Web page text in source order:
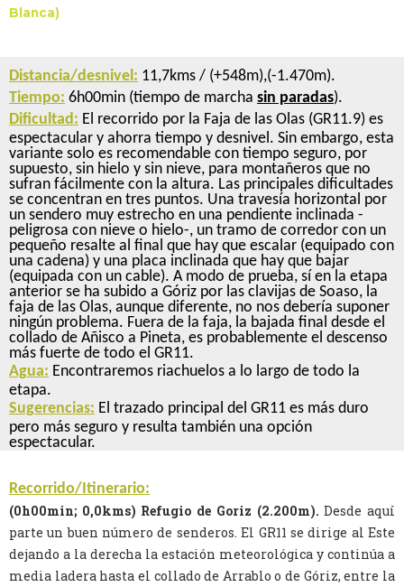
Blanca)
Distancia/desnivel: 11,7kms / (+548m),(-1.470m).
Tiempo: 6h00min (tiempo de marcha sin paradas).
Dificultad: El recorrido por la Faja de las Olas (GR11.9) es
espectacular y ahorra tiempo y desnivel. Sin embargo, esta
variante solo es recomendable con tiempo seguro, por
supuesto, sin hielo y sin nieve, para montañeros que no
sufran fácilmente con la altura. Las principales dificultades
se concentran en tres puntos. Una travesía horizontal por
un sendero muy estrecho en una pendiente inclinada -
peligrosa con nieve o hielo-, un tramo de corredor con un
pequeño resalte al final que hay que escalar (equipado con
una cadena) y una placa inclinada que hay que bajar
(equipada con un cable). A modo de prueba, sí en la etapa
anterior se ha subido a Góriz por las clavijas de Soaso, la
faja de las Olas, aunque diferente, no nos debería suponer
ningún problema. Fuera de la faja, la bajada final desde el
collado de Añisco a Pineta, es probablemente el descenso
más fuerte de todo el GR11.
Agua: Encontraremos riachuelos a lo largo de todo la
etapa.
Sugerencias: El trazado principal del GR11 es más duro
pero más seguro y resulta también una opción
espectacular.
Recorrido/Itinerario:
(0h00min; 0,0kms) Refugio de Goriz (2.200m). Desde aquí
parte un buen número de senderos. El GR11 se dirige al Este
dejando a la derecha la estación meteorológica y continúa a
media ladera hasta el collado de Arrablo o de Góriz, entre la